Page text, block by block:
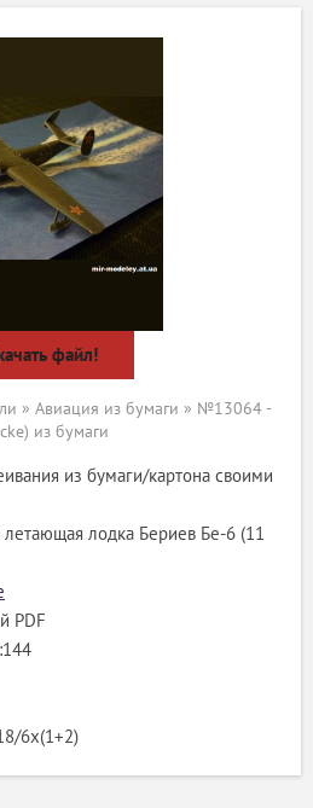
файл!
» Авиация из бумаги » №13064 -
из бумаги
из бумаги/картона своими
лодка Бериев Бе-6 (11
PDF
6х(1+2)